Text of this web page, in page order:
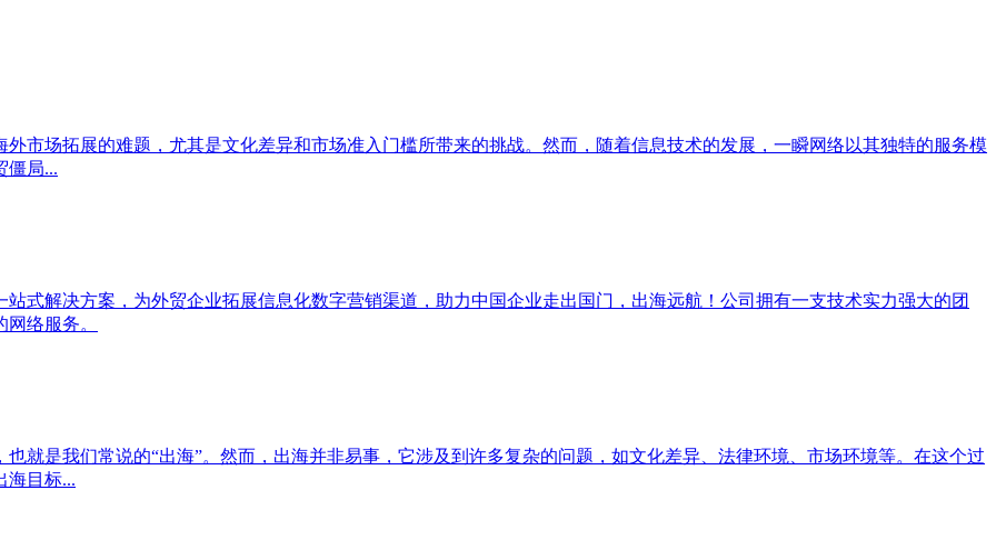
市场拓展的难题，尤其是文化差异和市场准入门槛所带来的挑战。然而，随着信息技术的发展，一瞬网络以其独特的服务模
僵局...
式解决方案，为外贸企业拓展信息化数字营销渠道，助力中国企业走出国门，出海远航！公司拥有一支技术实力强大的团
络服务。
就是我们常说的“出海”。然而，出海并非易事，它涉及到许多复杂的问题，如文化差异、法律环境、市场环境等。在这个过
海目标...